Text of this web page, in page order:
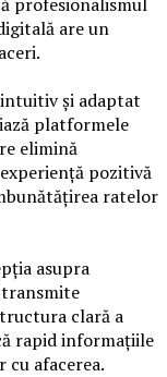
are un
și adaptat
platformele
elimină
pozitivă
ratelor
asupra
clară a
rapid informațiile
afacerea.